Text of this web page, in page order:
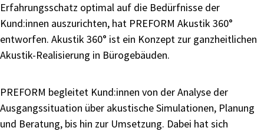
Erfahrungsschatz optimal auf die Bedürfnisse der
Kund:innen auszurichten, hat PREFORM Akustik 360°
entworfen. Akustik 360° ist ein Konzept zur ganzheitlichen
Akustik-Realisierung in Bürogebäuden.
PREFORM begleitet Kund:innen von der Analyse der
Ausgangssituation über akustische Simulationen, Planung
und Beratung, bis hin zur Umsetzung. Dabei hat sich